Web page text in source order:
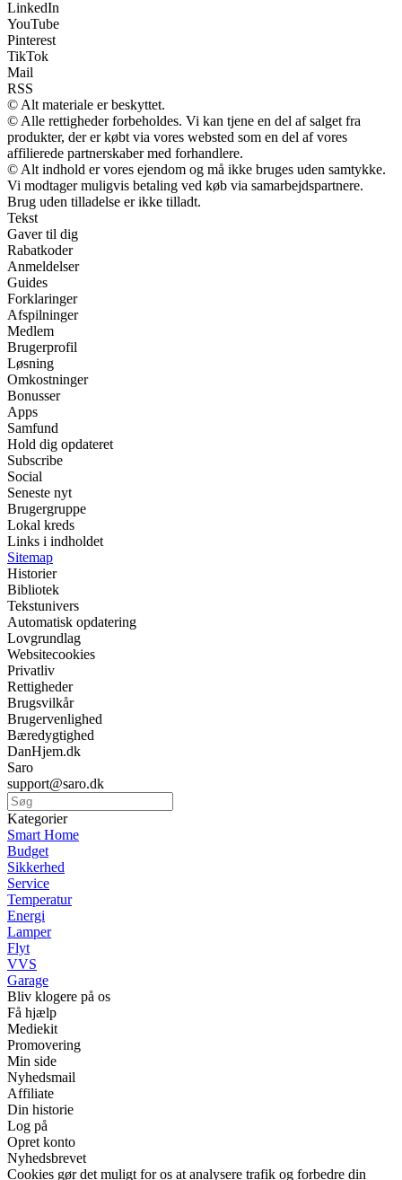
LinkedIn
YouTube
Pinterest
TikTok
Mail
RSS
© Alt materiale er beskyttet.
© Alle rettigheder forbeholdes. Vi kan tjene en del af salget fra
produkter, der er købt via vores websted som en del af vores
affilierede partnerskaber med forhandlere.
© Alt indhold er vores ejendom og må ikke bruges uden samtykke.
Vi modtager muligvis betaling ved køb via samarbejdspartnere.
Brug uden tilladelse er ikke tilladt.
Tekst
Gaver til dig
Rabatkoder
Anmeldelser
Guides
Forklaringer
Afspilninger
Medlem
Brugerprofil
Løsning
Omkostninger
Bonusser
Apps
Samfund
Hold dig opdateret
Subscribe
Social
Seneste nyt
Brugergruppe
Lokal kreds
Links i indholdet
Sitemap
Historier
Bibliotek
Tekstunivers
Automatisk opdatering
Lovgrundlag
Websitecookies
Privatliv
Rettigheder
Brugsvilkår
Brugervenlighed
Bæredygtighed
DanHjem.dk
Saro
support@saro.dk
Kategorier
Smart Home
Budget
Sikkerhed
Service
Temperatur
Energi
Lamper
Flyt
VVS
Garage
Bliv klogere på os
Få hjælp
Mediekit
Promovering
Min side
Nyhedsmail
Affiliate
Din historie
Log på
Opret konto
Nyhedsbrevet
Cookies gør det muligt for os at analysere trafik og forbedre din